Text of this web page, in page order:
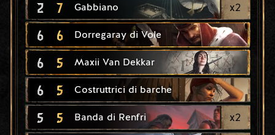
2 7 Gabbiano x2
6 6 Dorregaray di Vole
6 5 Maxii Van Dekkar
6 5 Costruttrici di barche
5 5 Banda di Renfri x2